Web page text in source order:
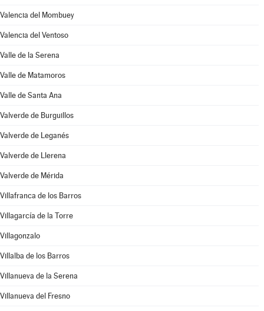
Valencia del Mombuey
Valencia del Ventoso
Valle de la Serena
Valle de Matamoros
Valle de Santa Ana
Valverde de Burguillos
Valverde de Leganés
Valverde de Llerena
Valverde de Mérida
Villafranca de los Barros
Villagarcía de la Torre
Villagonzalo
Villalba de los Barros
Villanueva de la Serena
Villanueva del Fresno